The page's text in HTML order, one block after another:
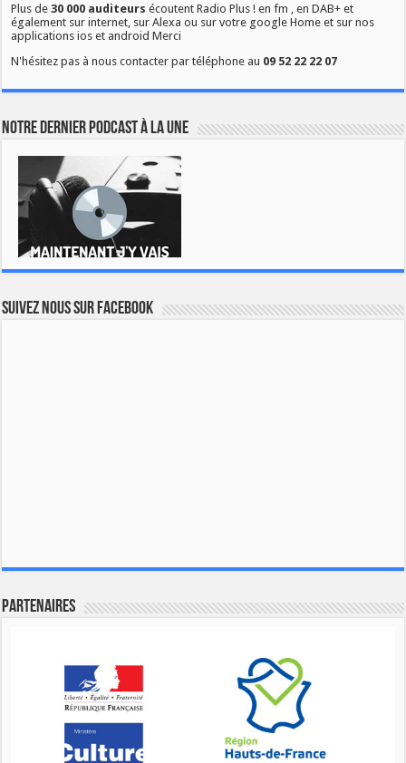
Plus de30 000 auditeurs écoutent Radio Plus ! en fm , en DAB+ et
également sur internet, sur Alexa ou sur votre google Home et sur nos
applications ios et android Merci
N'hésitez pas à nous contacter par téléphone au 09 52 22 22 07
Notre dernier podcast à la une
Suivez nous sur Facebook
Partenaires